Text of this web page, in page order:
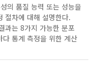
의 품질 능력 또는 성능을
절차에 대해 설명한다.
과는 8가지 가능한 분포
통계 측정을 위한 계산